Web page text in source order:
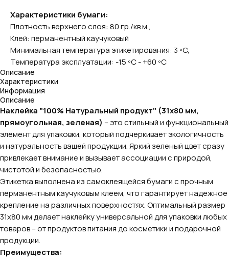
Характеристики бумаги:
Плотность верхнего слоя: 80 гр./кв.м.,
Клей: перманентный каучуковый
Минимальная температура этикетирования: 3 ºC,
Температура эксплуатации: -15 ºC - +60 ºC
Описание
Характеристики
Информация
Описание
Наклейка "100% Натуральный продукт" (31х80 мм,
прямоугольная, зеленая) – это стильный и функциональный
элемент для упаковки, который подчеркивает экологичность
и натуральность вашей продукции. Яркий зеленый цвет сразу
привлекает внимание и вызывает ассоциации с природой,
чистотой и безопасностью.
Этикетка выполнена из самоклеящейся бумаги с прочным
перманентным каучуковым клеем, что гарантирует надежное
крепление на различных поверхностях. Оптимальный размер
31х80 мм делает наклейку универсальной для упаковки любых
товаров – от продуктов питания до косметики и подарочной
продукции.
Преимущества: